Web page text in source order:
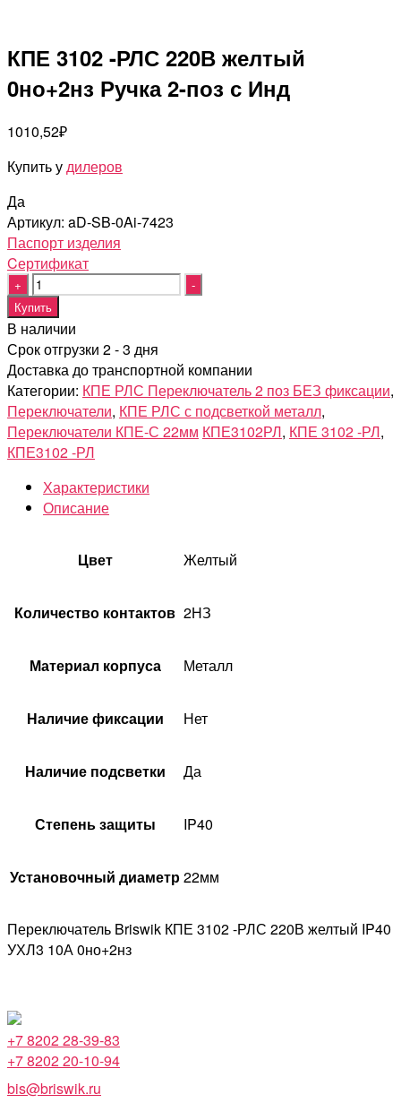
КПЕ 3102 -РЛС 220В желтый
0но+2нз Ручка 2-поз с Инд
1010,52₽
Купить удилеров
Да
Артикул: aD-SB-0Ai-7423
Паспорт изделия
Cертификат
Quantity
Купить
В наличии
Срок отгрузки 2 - 3 дня
Доставка до транспортной компании
Категории: КПЕ РЛС Переключатель 2 поз БЕЗ фиксации,
Переключатели, КПЕ РЛС с подсветкой металл,
Переключатели КПЕ-С 22мм КПЕ3102РЛ, КПЕ 3102 -РЛ,
КПЕ3102 -РЛ
Характеристики
Описание
Цвет Желтый
Количество контактов 2НЗ
Материал корпуса Металл
Наличие фиксации Нет
Наличие подсветки Да
Степень защиты IP40
Установочный диаметр22мм
Переключатель Briswik КПЕ 3102 -РЛС 220В желтый IP40
УХЛ3 10А 0но+2нз
+7 8202 28-39-83
+7 8202 20-10-94
bis@briswik.ru